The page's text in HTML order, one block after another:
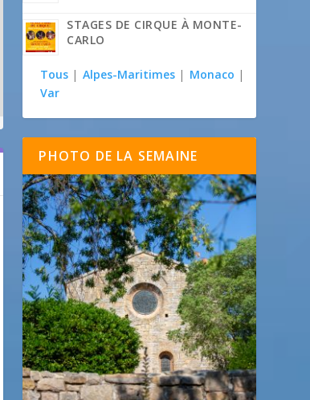
STAGES DE CIRQUE À MONTE-
CARLO
Tous | Alpes-Maritimes | Monaco |
Var
PHOTO DE LA SEMAINE